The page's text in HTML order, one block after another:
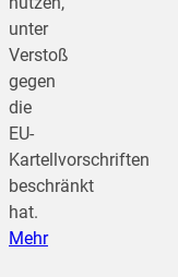
unter
Verstoß
gegen
die
EU-
Kartellvorschriften
beschränkt
hat.
Mehr